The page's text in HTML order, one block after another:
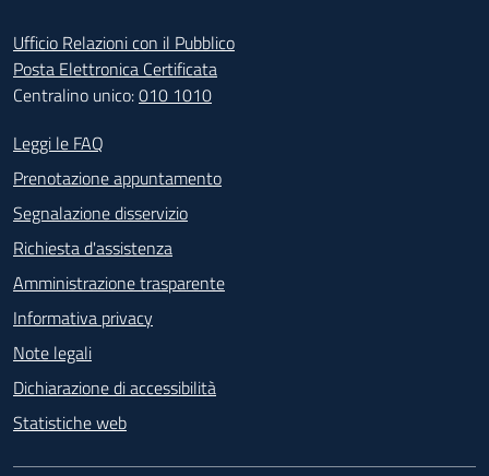
Ufficio Relazioni con il Pubblico
Posta Elettronica Certificata
Centralino unico:010 1010
Footer - Contatti
Leggi le FAQ
Prenotazione appuntamento
Segnalazione disservizio
Richiesta d'assistenza
Amministrazione trasparente
Informativa privacy
Note legali
Dichiarazione di accessibilità
Statistiche web